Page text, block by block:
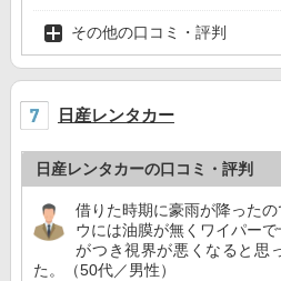
その他の口コミ・評判
日産レンタカー
日産レンタカーの口コミ・評判
借りた時期に豪雨が降った
ウには油膜が無くワイパー
がつき視界が悪くなると思
た。（50代／男性）